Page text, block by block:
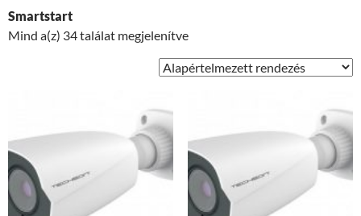
Smartstart
Mind a(z) 34 találat megjelenítve